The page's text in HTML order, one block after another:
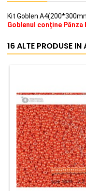
Kit Goblen
Goblenul conține
16 ALTE PRODUSE IN